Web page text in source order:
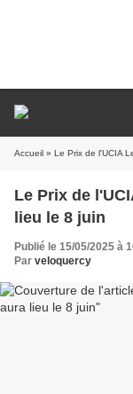
Accueil » Le Prix de l'UCIA
Le Prix de
lieu le 8 juin
Publié le 15/05/2025 à
Par veloquercy